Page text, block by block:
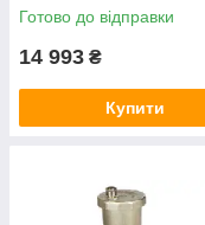
Готово до відправки
14 993 ₴
Купити